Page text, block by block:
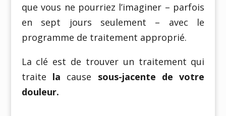
que vous ne pourriez l’imaginer – parfois
en sept jours seulement – avec le
programme de traitement approprié.
La clé est de trouver un traitement qui
traite la cause sous-jacente de votre
douleur.